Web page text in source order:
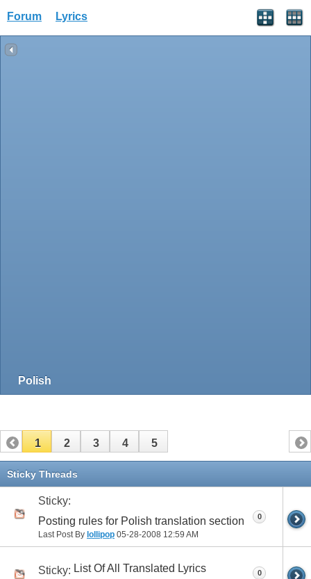
Forum Lyrics
Polish
1 2 3 4 5
Sticky Threads
Sticky:
Posting rules for Polish translation section
Last Post By lollipop 05-28-2008 12:59 AM
0
Sticky: List Of All Translated Lyrics 0